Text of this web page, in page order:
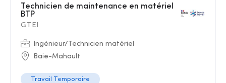
BTP
GTEI
Ingénieur/Technicien matériel
Baie-Mahault
Travail Temporaire